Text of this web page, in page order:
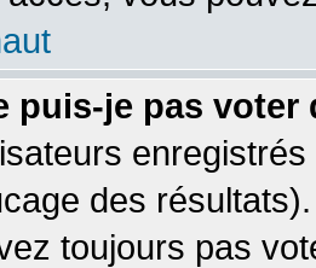
puis-je pas voter
des
toujours pas